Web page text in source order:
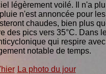
légèrement voilé. Il n'a plu
n'est annoncée pour les
chaudes, bien plus
des pics vers 35°C. Dans
qui respire avec
notable de temps.
La photo du jour